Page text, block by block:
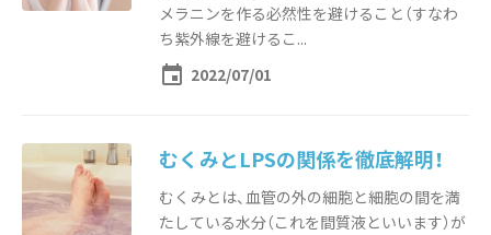
メラニンを作る必然性を避けること（すなわ
ち紫外線を避けるこ...
event 2022/07/01
むくみとLPSの関係を徹底解明！
むくみとは、血管の外の細胞と細胞の間を満
たしている水分（これを間質液といいます）が